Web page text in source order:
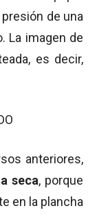
de una
La imagen de
es decir,
anteriores,
seca, porque
en la plancha